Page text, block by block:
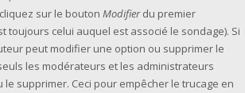
sur le bouton Modifierdu premier
toujours celui auquel est associé le sondage). Si
peut modifier une option ou supprimer le
les modérateurs et les administrateurs
supprimer. Ceci pour empêcher le trucage en